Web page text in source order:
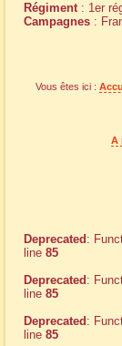
Régiment: 1er
Campagnes :
Vous êtes ici :
A
Deprecated :
line 85
Deprecated :
line 85
Deprecated :
line 85